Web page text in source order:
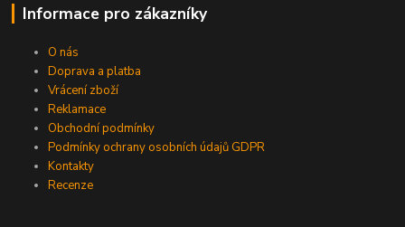
Informace pro zákazníky
O nás
Doprava a platba
Vrácení zboží
Reklamace
Obchodní podmínky
Podmínky ochrany osobních údajů GDPR
Kontakty
Recenze